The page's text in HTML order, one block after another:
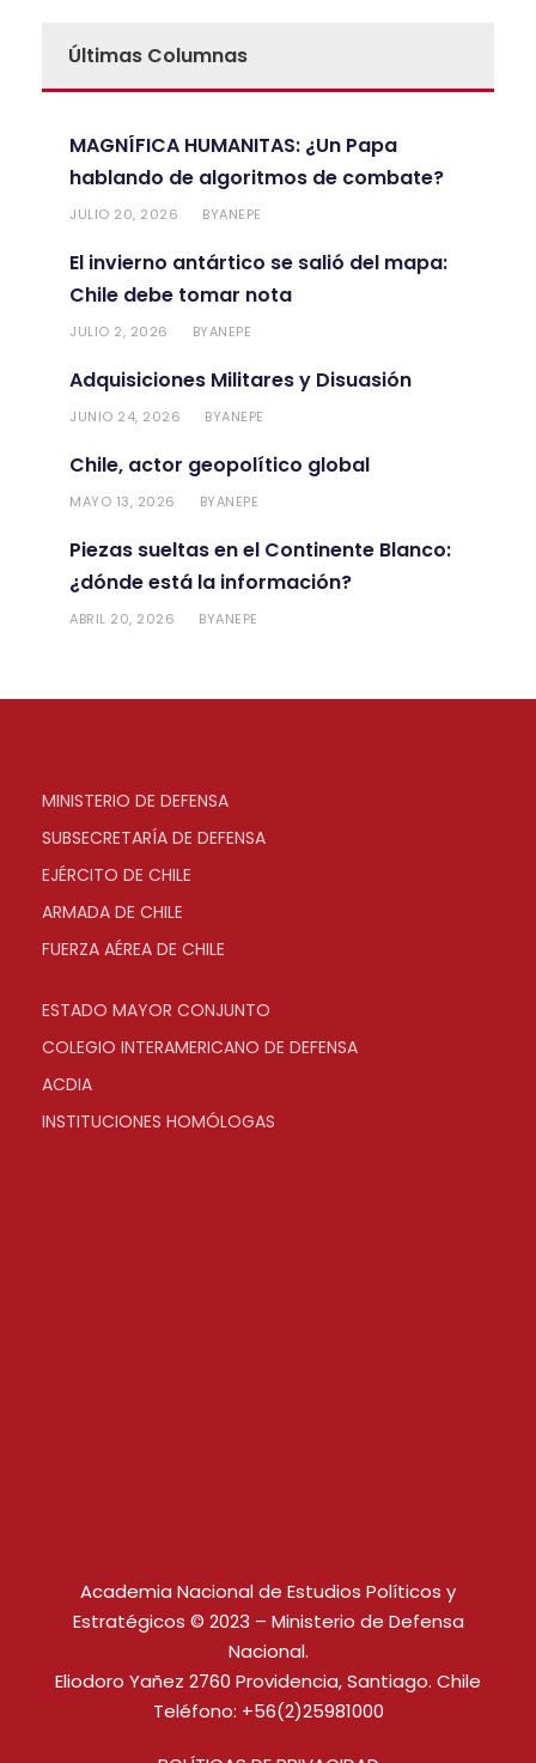
Últimas Columnas
MAGNÍFICA HUMANITAS: ¿Un Papa
hablando de algoritmos de combate?
JULIO 20, 2026 BYANEPE
El invierno antártico se salió del mapa:
Chile debe tomar nota
JULIO 2, 2026 BYANEPE
Adquisiciones Militares y Disuasión
JUNIO 24, 2026 BYANEPE
Chile, actor geopolítico global
MAYO 13, 2026 BYANEPE
Piezas sueltas en el Continente Blanco:
¿dónde está la información?
ABRIL 20, 2026 BYANEPE
MINISTERIO DE DEFENSA
SUBSECRETARÍA DE DEFENSA
EJÉRCITO DE CHILE
ARMADA DE CHILE
FUERZA AÉREA DE CHILE
ESTADO MAYOR CONJUNTO
COLEGIO INTERAMERICANO DE DEFENSA
ACDIA
INSTITUCIONES HOMÓLOGAS
Academia Nacional de Estudios Políticos y
Estratégicos © 2023 – Ministerio de Defensa
Nacional.
Eliodoro Yañez 2760 Providencia, Santiago. Chile
Teléfono: +56(2)25981000